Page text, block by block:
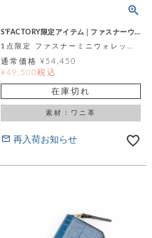
S'FACTORY限定アイテム│ファスナーウォレット
1点限定 ファスナーミニウォレット ジャパンブルー スモールクロコダイル ポロサス (ワニ革)
通常価格 ¥ 54,450
¥49,500税込
在庫切れ
素材：ワニ革
再入荷お知らせ